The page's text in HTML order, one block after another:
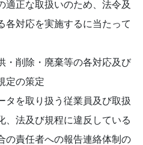
正な取扱いのため、法令及
各対応を実施するに当たって
削除・廃棄等の各対応及び
定の策定
を取り扱う従業員及び取扱
、法及び規程に違反している
の責任者への報告連絡体制の